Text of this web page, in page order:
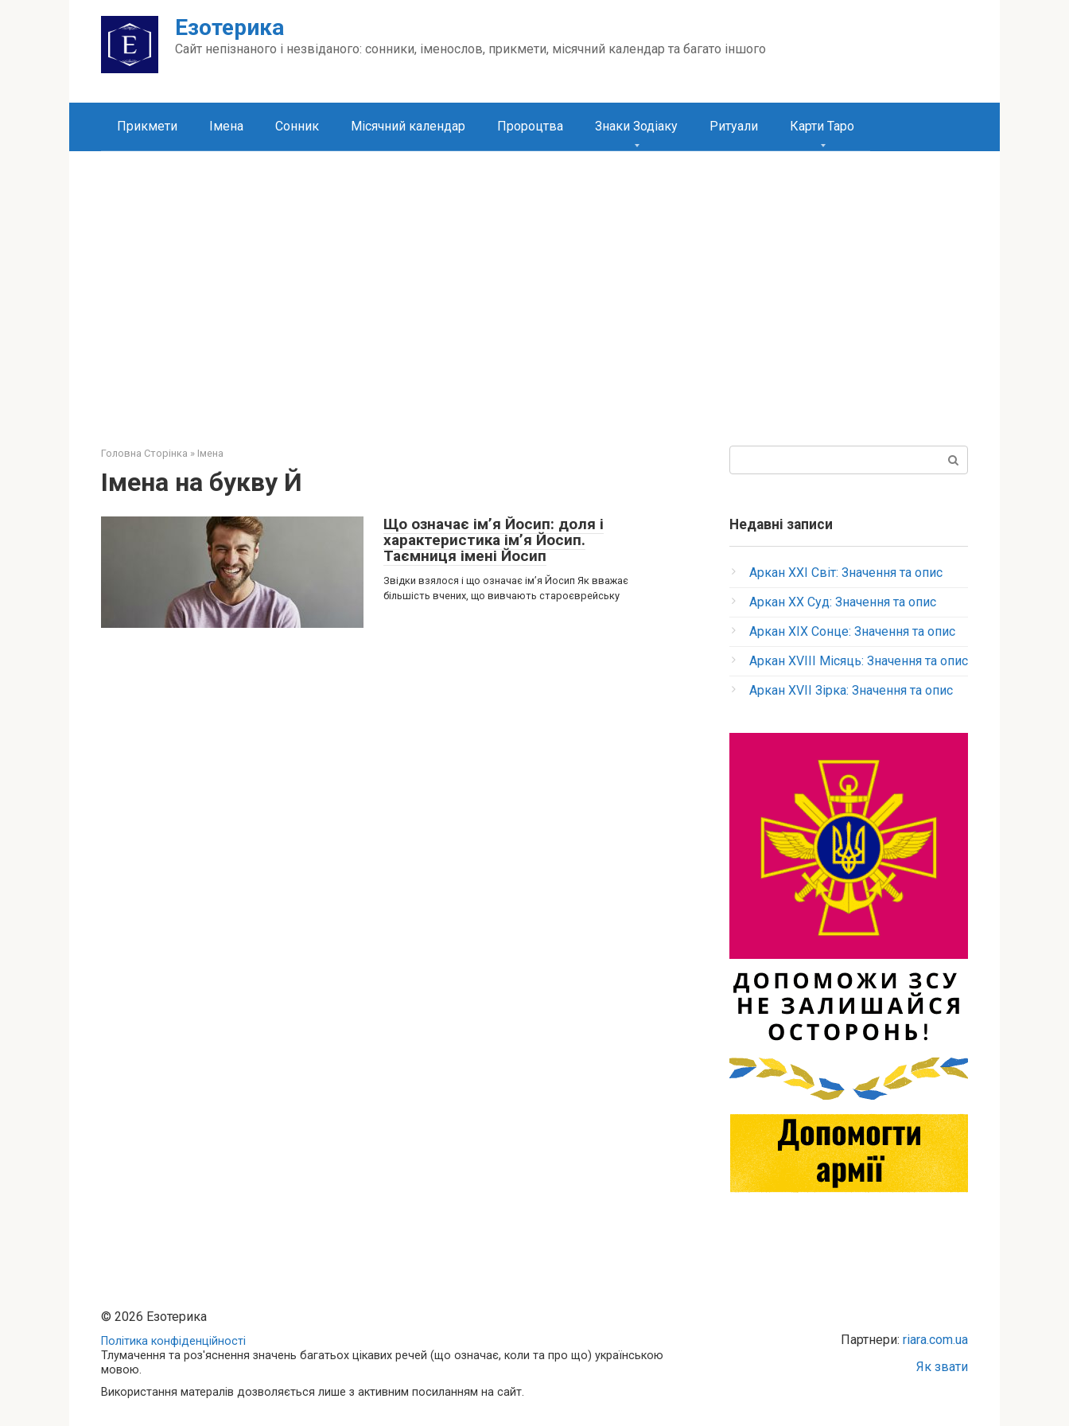
Езотерика
Сайт непізнаного і незвіданого: сонники, іменослов, прикмети, місячний календар та багато іншого
Прикмети Імена Сонник Місячний календар Пророцтва Знаки Зодіаку Ритуали Карти Таро
Головна Сторінка » Імена
Імена на букву Й
Що означає ім’я Йосип: доля і
характеристика ім’я Йосип.
Таємниця імені Йосип
Звідки взялося і що означає ім’я Йосип Як вважає
більшість вчених, що вивчають староєврейську
Недавні записи
Аркан XXI Світ: Значення та опис
Аркан XX Суд: Значення та опис
Аркан XIX Сонце: Значення та опис
Аркан XVIII Місяць: Значення та опис
Аркан XVII Зірка: Значення та опис
© 2026 Езотерика
Політика конфіденційності
Тлумачення та роз'яснення значень багатьох цікавих речей (що означає, коли та про що) українською
мовою.
Використання матералів дозволяється лише з активним посиланням на сайт.
Партнери: riara.com.ua
Як звати